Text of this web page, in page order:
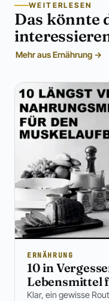
WEITERLESEN
Das könnte
Mehr aus Ernährung →
ERNÄHRUNG
10 in
Lebensmittel
Klar, ein gewisse